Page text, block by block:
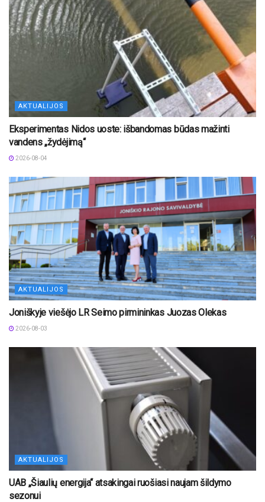
AKTUALIJOS
Eksperimentas Nidos uoste: išbandomas būdas mažinti
vandens „žydėjimą“
2026-08-04
AKTUALIJOS
Joniškyje viešėjo LR Seimo pirmininkas Juozas Olekas
2026-08-03
AKTUALIJOS
UAB „Šiaulių energija“ atsakingai ruošiasi naujam šildymo
sezonui